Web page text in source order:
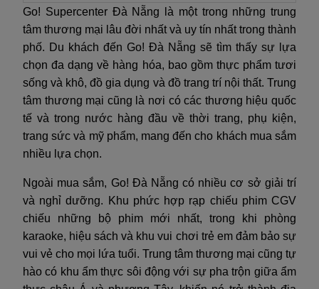
Go! Supercenter Đà Nẵng là một trong những trung
tâm thương mại lâu đời nhất và uy tín nhất trong thành
phố. Du khách đến Go! Đà Nẵng sẽ tìm thấy sự lựa
chọn đa dạng về hàng hóa, bao gồm thực phẩm tươi
sống và khô, đồ gia dụng và đồ trang trí nội thất. Trung
tâm thương mại cũng là nơi có các thương hiệu quốc
tế và trong nước hàng đầu về thời trang, phụ kiện,
trang sức và mỹ phẩm, mang đến cho khách mua sắm
nhiều lựa chọn.
Ngoài mua sắm, Go! Đà Nẵng có nhiều cơ sở giải trí
và nghỉ dưỡng. Khu phức hợp rạp chiếu phim CGV
chiếu những bộ phim mới nhất, trong khi phòng
karaoke, hiệu sách và khu vui chơi trẻ em đảm bảo sự
vui vẻ cho mọi lứa tuổi. Trung tâm thương mại cũng tự
hào có khu ẩm thực sôi động với sự pha trộn giữa ẩm